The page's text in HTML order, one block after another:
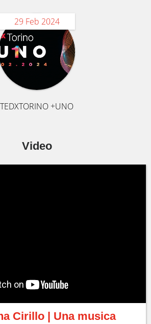
29 Feb 2024
TEDXTORINO +UNO
Video
Cirillo | Una musica